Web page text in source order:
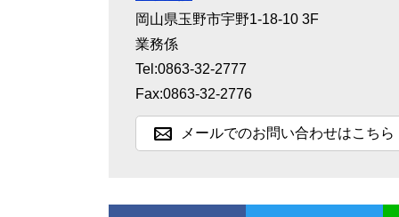
岡山県玉野市宇野1-18-10 3F
業務係
Tel:0863-32-2777
Fax:0863-32-2776
メールでのお問い合わせはこちら